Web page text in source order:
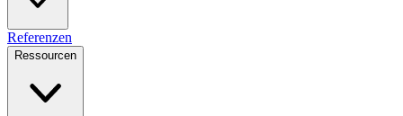
Referenzen
Ressourcen